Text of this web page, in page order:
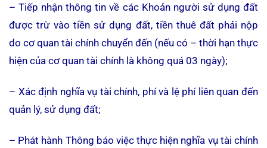
– Tiếp nhận thông tin về các Khoản người sử dụng đất
được trừ vào tiền sử dụng đất, tiền thuê đất phải nộp
do cơ quan tài chính chuyển đến (nếu có – thời hạn thực
hiện của cơ quan tài chính là không quá 03 ngày);
– Xác định nghĩa vụ tài chính, phí và lệ phí liên quan đến
quản lý, sử dụng đất;
– Phát hành Thông báo việc thực hiện nghĩa vụ tài chính